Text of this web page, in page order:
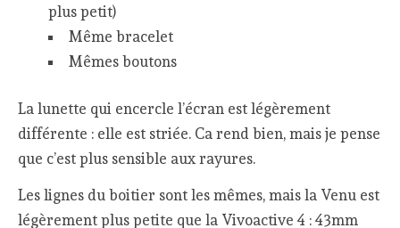
plus petit)
Même bracelet
Mêmes boutons
La lunette qui encercle l’écran est légèrement
différente : elle est striée. Ca rend bien, mais je pense
que c’est plus sensible aux rayures.
Les lignes du boitier sont les mêmes, mais la Venu est
légèrement plus petite que la Vivoactive 4 : 43mm